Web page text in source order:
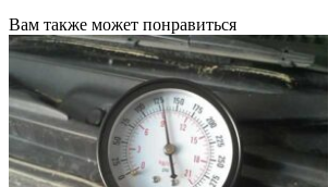
Вам также может понравиться